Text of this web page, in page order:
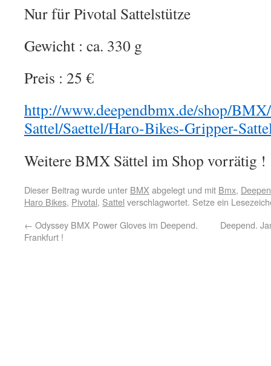
Nur für Pivotal Sattelstütze
Gewicht : ca. 330 g
Preis : 25 €
http://www.deependbmx.de/shop/
Sattel/Saettel/Haro-Bikes-Gripper-
Weitere BMX Sättel im Shop vorrätig !
Dieser Beitrag wurde unter BMX abgelegt und mit Bmx,
Haro Bikes, Pivotal, Sattel verschlagwortet. Setze ein
← Odyssey BMX Power Gloves im Deepend.
Frankfurt !
Deepend.